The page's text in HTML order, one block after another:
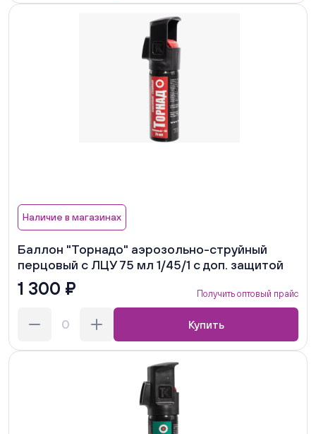
Наличие в магазинах
Баллон "Торнадо" аэрозольно-струйный
перцовый с ЛЦУ 75 мл 1/45/1 с доп. защитой
1 300 ₽ Получить оптовый прайс
Купить